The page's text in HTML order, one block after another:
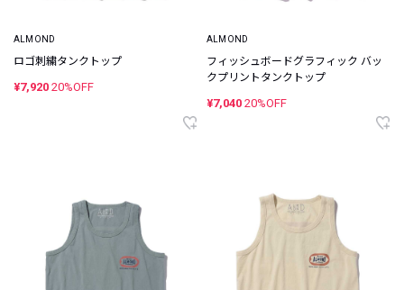
ALMOND
ロゴ刺繍タンクトップ
¥7,920 20%OFF
ALMOND
フィッシュボードグラフィック バッ
クプリントタンクトップ
¥7,040 20%OFF